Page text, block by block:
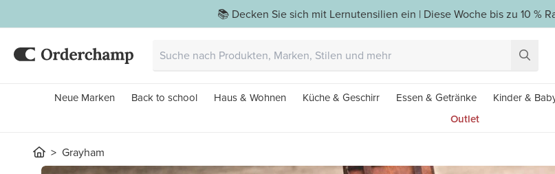
📚 Decken Sie sich mit Lernutensilien ein | Diese Woche bis zu 10 %
Neue Marken Back to school Haus & Wohnen Küche & Geschirr Essen & Getränke Kinder &
Outlet
Grayham